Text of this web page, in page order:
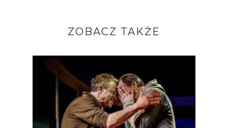
ZOBACZ TAKŻE